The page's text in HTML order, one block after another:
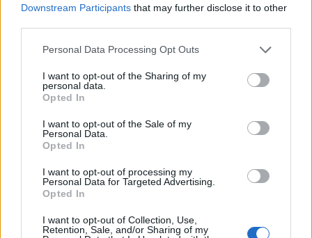
Downstream Participants that may further disclose it to other
Please note that this website/app uses one or more Google
not limited to your visit or usage behaviour. You may click to
grant or deny consent to Google and its third-party tags to
use your data for below specified purposes in below Google
consent section.
Personal Data Processing Opt Outs
I want to opt-out of the Sharing of my
personal data.
Opted In
I want to opt-out of the Sale of my
Personal Data.
Opted In
I want to opt-out of processing my
Personal Data for Targeted Advertising.
Opted In
I want to opt-out of Collection, Use,
Retention, Sale, and/or Sharing of my
Mennyire ismered a török
színészeket? (16.)
Jasinka Ádám•2018. január 27.
Ha egy szempillantás alatt felismeritek a török
színészeket, akkor korábbi játékunk második részét
is nektek találták ki. Ismét kiválasztottunk tíz ismert
színészt, akiknek csak a szemét, illetve arcuk egy kis
részletét mutatjuk, nektek pedig ezek alapján kell